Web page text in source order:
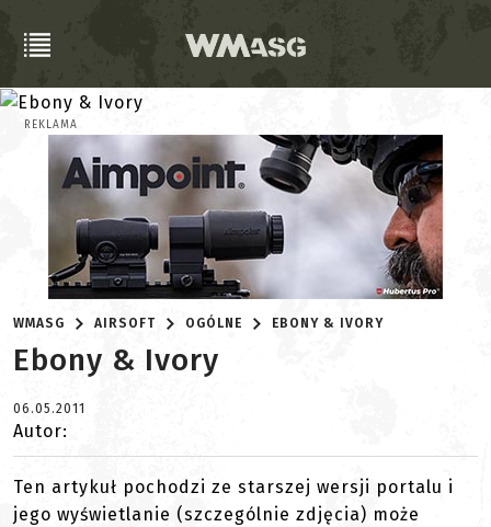
REKLAMA
WMASG AIRSOFT OGÓLNE EBONY & IVORY
Ebony & Ivory
06.05.2011
Autor:
Ten artykuł pochodzi ze starszej wersji portalu i
jego wyświetlanie (szczególnie zdjęcia) może